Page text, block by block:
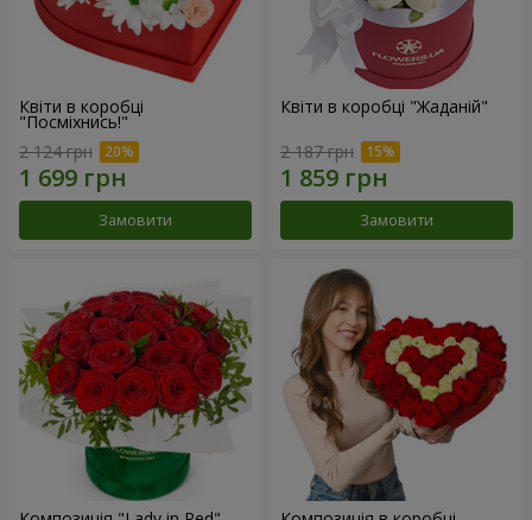
Квіти в коробці
"Посміхнись!"
2 124 грн
Замовити
Квіти в коробці "Жаданій"
2 187 грн
Замовити